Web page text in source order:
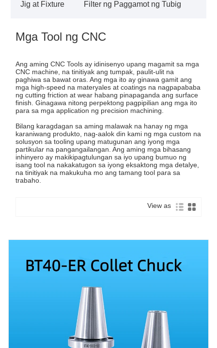
Jig at Fixture Filter ng Paggamot ng Tubig
Mga Tool ng CNC
Ang aming CNC Tools ay idinisenyo upang magamit sa mga
CNC machine, na tinitiyak ang tumpak, paulit-ulit na
paghiwa sa bawat oras. Ang mga ito ay ginawa gamit ang
mga high-speed na materyales at coatings na nagpapababa
ng cutting friction at wear habang pinapaganda ang surface
finish. Ginagawa nitong perpektong pagpipilian ang mga ito
para sa mga application ng precision machining.
Bilang karagdagan sa aming malawak na hanay ng mga
karaniwang produkto, nag-aalok din kami ng mga custom na
solusyon sa tooling upang matugunan ang iyong mga
partikular na pangangailangan. Ang aming mga bihasang
inhinyero ay makikipagtulungan sa iyo upang bumuo ng
isang tool na nakakatugon sa iyong eksaktong mga detalye,
na tinitiyak na makukuha mo ang tamang tool para sa
trabaho.
View as